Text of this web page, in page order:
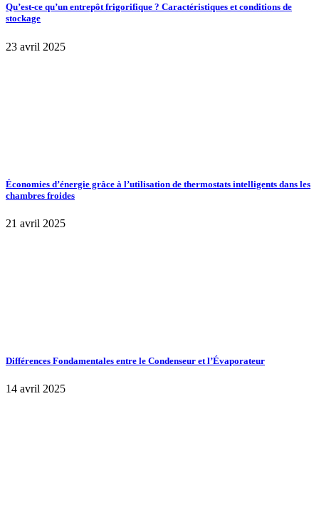
Qu’est-ce qu’un entrepôt frigorifique ? Caractéristiques et conditions de
stockage
23 avril 2025
Économies d’énergie grâce à l’utilisation de thermostats intelligents dans les
chambres froides
21 avril 2025
Différences Fondamentales entre le Condenseur et l’Évaporateur
14 avril 2025